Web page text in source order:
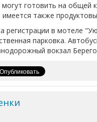
могут готовить на общей
имеется также
регистрации в мотеле
парковка.
вокзал